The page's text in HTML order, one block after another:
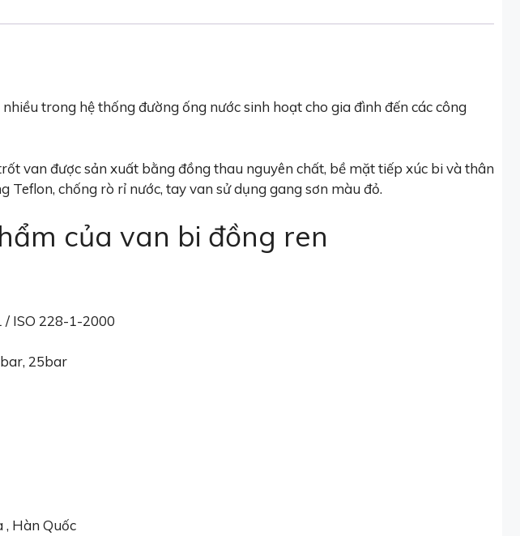
trong hệ thống đường ống nước sinh hoạt cho gia đình đến các công
van được sản xuất bằng đồng thau nguyên chất, bề mặt tiếp xúc bi và thân
Teflon, chống rò rỉ nước, tay van sử dụng gang sơn màu đỏ.
của van bi đồng ren
/ ISO 228-1-2000
25bar
, Hàn Quốc